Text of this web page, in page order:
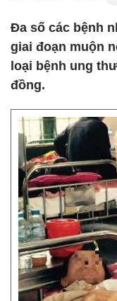
Đa số các bệnh
giai đoạn muộn
loại bệnh ung
đồng.